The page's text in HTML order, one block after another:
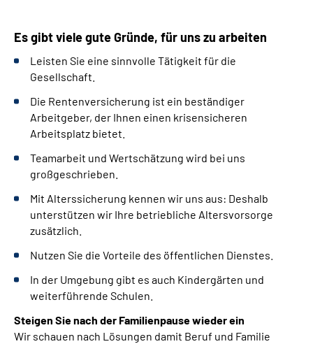
Es gibt viele gute Gründe, für uns zu arbeiten
Leisten Sie eine sinnvolle Tätigkeit für die
Gesellschaft.
Die Rentenversicherung ist ein beständiger
Arbeitgeber, der Ihnen einen krisensicheren
Arbeitsplatz bietet.
Teamarbeit und Wertschätzung wird bei uns
großgeschrieben.
Mit Alterssicherung kennen wir uns aus: Deshalb
unterstützen wir Ihre betriebliche Altersvorsorge
zusätzlich.
Nutzen Sie die Vorteile des öffentlichen Dienstes.
In der Umgebung gibt es auch Kindergärten und
weiterführende Schulen.
Steigen Sie nach der Familienpause wieder ein
Wir schauen nach Lösungen damit Beruf und Familie